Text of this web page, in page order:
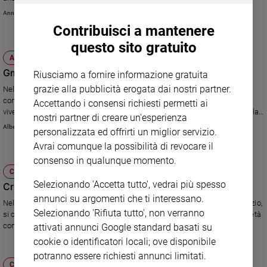
Sanremo
Tv
streaming
Musica
Arte
ed
educazione
e
figli
Scuola
Burundi, Vietnam e Corea del Sud. La cerimonia del 10 febbraio, Mercoledì
Annachiara Valle
ATTUALITÀ
Gmg, in coda per confessarsi
Nell'incantevole Quinta de Boa Vista sono stati montati cinquanta
confessionali costruiti appositamente con il profilo del Corcovado. Per
vivere il sacramento della riconciliazione si mette disciplinatamente in fila.
Siamo entrati nel Parco del perdono. Sette le lingue parlate. Mercoledì e
giovedì il maltempo non ha bloccato il flusso dei penitenti.
Alberto Chiara
CHIESA
Cristo al centro, il cuore della Gmg
Nel Parque del Retiro ci si confessa e si adora il Santissimo. Lì, nel silenzio,
si crea quel rapporto personale con Dio che permette di animare la società
con il cuore nuovo.
CHIESA
Contribuisci a mantenere
questo sito gratuito
Riusciamo a fornire informazione gratuita
grazie alla pubblicità erogata dai nostri partner.
Accettando i consensi richiesti permetti ai
nostri partner di creare un'esperienza
personalizzata ed offrirti un miglior servizio.
Avrai comunque la possibilità di revocare il
consenso in qualunque momento.
Selezionando 'Accetta tutto', vedrai più spesso
annunci su argomenti che ti interessano.
Selezionando 'Rifiuta tutto', non verranno
attivati annunci Google standard basati su
cookie o identificatori locali; ove disponibile
potranno essere richiesti annunci limitati.